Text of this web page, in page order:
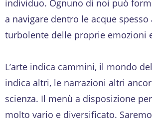
individuo. Ognuno di noi può
a navigare dentro le acque spesso
turbolente delle proprie emozioni
L’arte indica cammini, il mondo
indica altri, le narrazioni altri
scienza. Il menù a disposizione
molto vario e diversificato.